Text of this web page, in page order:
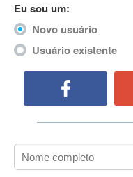
ActionScript
ActionScript 3
Active Directory
ActiveX Data Objects (ADO)
ADK
Eu sou um:
Novo usuário
Usuário existente